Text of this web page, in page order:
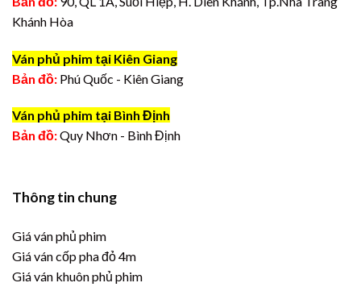
Khánh Hòa
Ván phủ phim tại Kiên Giang
Bản đồ: Phú Quốc - Kiên Giang
Ván phủ phim tại Bình Định
Bản đồ:Quy Nhơn - Bình Định
Thông tin chung
Giá ván phủ phim
Giá ván cốp pha đỏ 4m
Giá ván khuôn phủ phim